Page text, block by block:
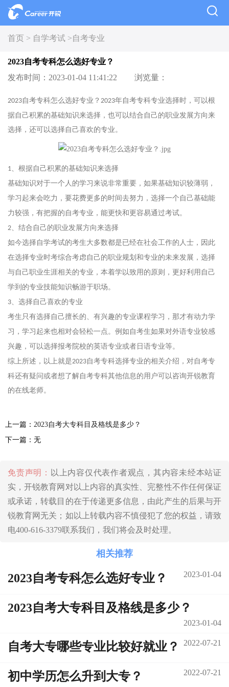
首页 > 自学考试 >自考专业
2023自考专科怎么选好专业？
发布时间：2023-01-04 11:41:22
浏览量：
2023自考专科怎么选好专业？ 2023年自考专科专业选择时，可以根
据自己积累的基础知识来选择，也可以结合自己的职业发展方向来
选择，还可以选择自己喜欢的专业。
1、根据自己积累的基础知识来选择
基础知识对于一个人的学习来说非常重要，如果基础知识较薄弱，
学习起来会吃力，要花费更多的时间去努力，选择一个自己基础能
力较强，有把握的自考专业，能更快和更容易通过考试。
2、结合自己的职业发展方向来选择
如今选择自学考试的考生大多数都是已经在社会工作的人士，因此
在选择专业时考综合考虑自己的职业规划和专业的未来发展，选择
与自己职业生涯相关的专业，本着学以致用的原则，更好利用自己
学到的专业技能知识畅游于职场。
3、选择自己喜欢的专业
考生只有选择自己擅长的、有兴趣的专业课程学习，那才有动力学
习，学习起来也相对会轻松一点。例如自考生如果对外语专业较感
兴趣，可以选择报考院校的英语专业或者日语专业等。
综上所述，以上就是2023自考专科选择专业的相关介绍，对自考专
科还有疑问或者想了解自考专科其他信息的用户可以咨询开锐教育
的在线老师。
上一篇： 2023自考大专科目及格线是多少？
下一篇：无
免责声明：
以上内容仅代表作者观点，其内容未经本站证
实，开锐教育网对以上内容的真实性、完整性不作任何保证
或承诺，转载目的在于传递更多信息，由此产生的后果与开
锐教育网无关；如以上转载内容不慎侵犯了您的权益，请致
电400-616-3379联系我们，我们将会及时处理。
相关推荐
2023自考专科怎么选好专业？ 2023-01-04
2023自考大专科目及格线是多少？
2023-01-04
自考大专哪些专业比较好就业？ 2022-07-21
初中学历怎么升到大专？ 2022-07-21